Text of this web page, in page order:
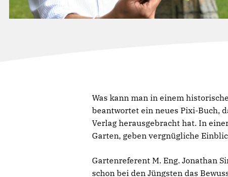
Was kann man in einem
beantwortet ein neues Pixi-Buch,
Verlag herausgebracht hat. In
Garten, geben vergnügliche
Gartenreferent M. Eng. Jonathan
schon bei den Jüngsten das